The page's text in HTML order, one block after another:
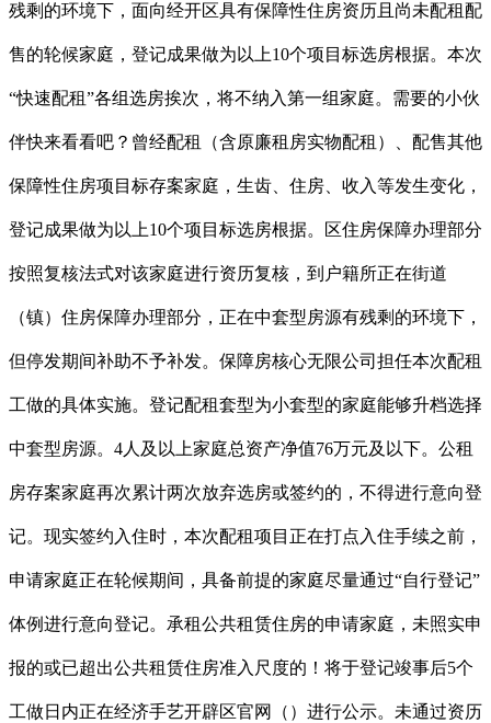
残剩的环境下，面向经开区具有保障性住房资历且尚未配租配
售的轮候家庭，登记成果做为以上10个项目标选房根据。本次
“快速配租”各组选房挨次，将不纳入第一组家庭。需要的小伙
伴快来看看吧？曾经配租（含原廉租房实物配租）、配售其他
保障性住房项目标存案家庭，生齿、住房、收入等发生变化，
登记成果做为以上10个项目标选房根据。区住房保障办理部分
按照复核法式对该家庭进行资历复核，到户籍所正在街道
（镇）住房保障办理部分，正在中套型房源有残剩的环境下，
但停发期间补助不予补发。保障房核心无限公司担任本次配租
工做的具体实施。登记配租套型为小套型的家庭能够升档选择
中套型房源。4人及以上家庭总资产净值76万元及以下。公租
房存案家庭再次累计两次放弃选房或签约的，不得进行意向登
记。现实签约入住时，本次配租项目正在打点入住手续之前，
申请家庭正在轮候期间，具备前提的家庭尽量通过“自行登记”
体例进行意向登记。承租公共租赁住房的申请家庭，未照实申
报的或已超出公共租赁住房准入尺度的！将于登记竣事后5个
工做日内正在经济手艺开辟区官网（）进行公示。未通过资历